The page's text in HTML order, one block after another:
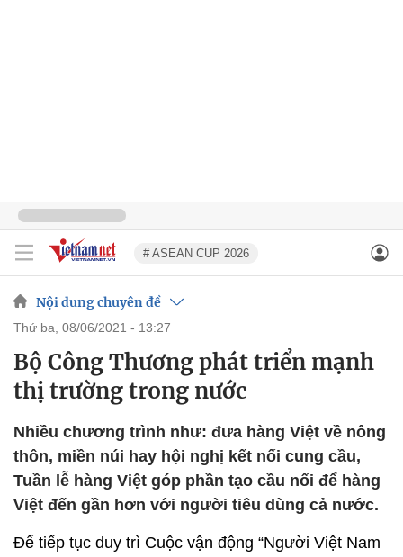
# ASEAN CUP 2026
Nội dung chuyên đề
thứ ba, 08/06/2021 - 13:27
Bộ Công Thương phát triển mạnh
thị trường trong nước
Nhiều chương trình như: đưa hàng Việt về nông
thôn, miền núi hay hội nghị kết nối cung cầu,
Tuần lễ hàng Việt góp phần tạo cầu nối để hàng
Việt đến gần hơn với người tiêu dùng cả nước.
Để tiếp tục duy trì Cuộc vận động “Người Việt Nam